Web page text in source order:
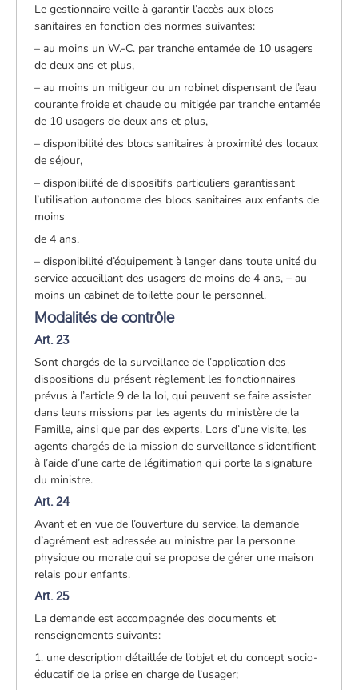
Le gestionnaire veille à garantir l’accès aux blocs
sanitaires en fonction des normes suivantes:
– au moins un W.-C. par tranche entamée de 10 usagers
de deux ans et plus,
– au moins un mitigeur ou un robinet dispensant de l’eau
courante froide et chaude ou mitigée par tranche entamée
de 10 usagers de deux ans et plus,
– disponibilité des blocs sanitaires à proximité des locaux
de séjour,
– disponibilité de dispositifs particuliers garantissant
l’utilisation autonome des blocs sanitaires aux enfants de
moins
de 4 ans,
– disponibilité d’équipement à langer dans toute unité du
service accueillant des usagers de moins de 4 ans, – au
moins un cabinet de toilette pour le personnel.
Modalités de contrôle
Art. 23
Sont chargés de la surveillance de l’application des
dispositions du présent règlement les fonctionnaires
prévus à l’article 9 de la loi, qui peuvent se faire assister
dans leurs missions par les agents du ministère de la
Famille, ainsi que par des experts. Lors d’une visite, les
agents chargés de la mission de surveillance s’identifient
à l’aide d’une carte de légitimation qui porte la signature
du ministre.
Art. 24
Avant et en vue de l’ouverture du service, la demande
d’agrément est adressée au ministre par la personne
physique ou morale qui se propose de gérer une maison
relais pour enfants.
Art. 25
La demande est accompagnée des documents et
renseignements suivants:
1. une description détaillée de l’objet et du concept socio-
éducatif de la prise en charge de l’usager;